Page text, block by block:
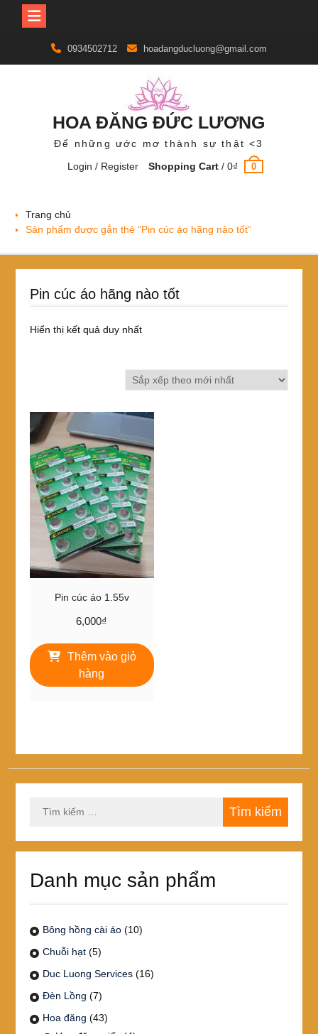
content
0934502712 hoadangducluong@gmail.com
HOA ĐĂNG ĐỨC LƯƠNG
Để những ước mơ thành sự thật <3
Login / Register
Shopping Cart /0₫ 0
Trang chủ
Sản phẩm được gắn thẻ “Pin cúc áo hãng nào tốt”
Pin cúc áo hãng nào tốt
Hiển thị kết quả duy nhất
Pin cúc áo 1.55v
6,000₫
Thêm vào giỏ
hàng
kiếm
Danh mục sản phẩm
Bông hồng cài áo (10)
Chuỗi hạt (5)
Duc Luong Services (16)
Đèn Lồng (7)
Hoa đăng (43)